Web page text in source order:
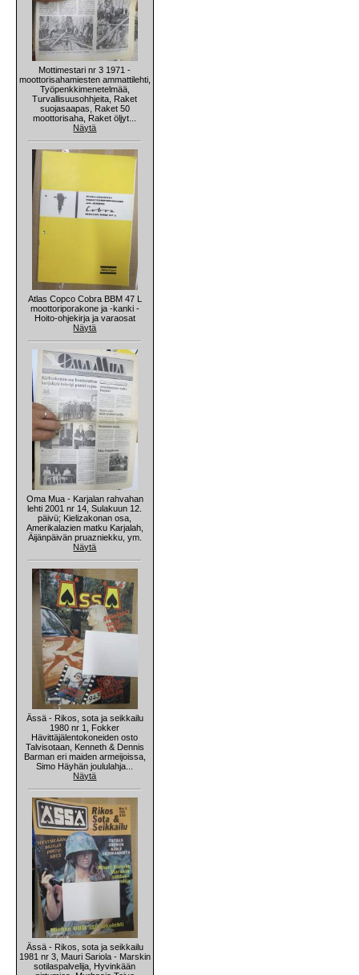
Mottimestari nr 3 1971 -
moottorisahamiesten ammattilehti,
Työpenkkimenetelmää,
Turvallisuusohhjeita, Raket
suojasaapas, Raket 50
moottorisaha, Raket öljyt...
Näytä
Atlas Copco Cobra BBM 47 L
moottoriporakone ja -kanki -
Hoito-ohjekirja ja varaosat
Näytä
Oma Mua - Karjalan rahvahan
lehti 2001 nr 14, Sulakuun 12.
päivü; Kielizakonan osa,
Amerikalazien matku Karjalah,
Äijänpäivän pruazniekku, ym.
Näytä
Ässä - Rikos, sota ja seikkailu
1980 nr 1, Fokker
Hävittäjälentokoneiden osto
Talvisotaan, Kenneth & Dennis
Barman eri maiden armeijoissa,
Simo Häyhän joululahja...
Näytä
Ässä - Rikos, sota ja seikkailu
1981 nr 3, Mauri Sariola - Marskin
sotilaspalvelija, Hyvinkään